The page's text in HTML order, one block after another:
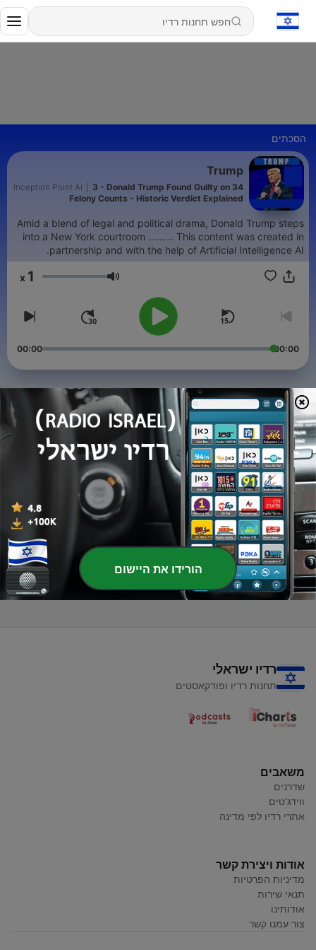
הסכתים
Trump
Inception Point Ai
3 - Donald Trump Found Guilty on 34
Felony Counts - Historic Verdict Explained
Amid a blend of legal and political drama, Donald Trump steps
into a New York courtroom ......... This content was created in
partnership and with the help of Artificial Intelligence AI.
עוצמת שמע 1
00:00
00:00
פרקים
3
-
Donald Trump Found Guilty on 34 Felony Counts -
Historic Verdict Explained
31 מאי 2024
2
-
Donald Trump Testifies in New York Fraud Case -
Discrepancies and Defense Highlights
06 נוב' 2023
1
-
Former President on Trial - Unveiling Alleged Fraud
Amid Trump's 2024 Bid
06 נוב' 2023
רדיו ישראלי
תחנות רדיו ופודקאסטים
משאבים
שדרנים
ווידג'טים
אתרי רדיו לפי מדינה
אודות ויצירת קשר
מדיניות הפרטיות
תנאי שירות
אודותינו
צור עמנו קשר
הורידו את היישום